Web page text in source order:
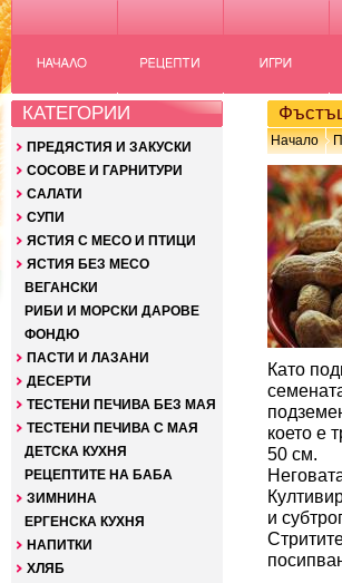
КАТЕГОРИИ
ПРЕДЯСТИЯ И ЗАКУСКИ
СОСОВЕ И ГАРНИТУРИ
САЛАТИ
СУПИ
ЯСТИЯ С МЕСО И ПТИЦИ
ЯСТИЯ БЕЗ МЕСО
ВЕГАНСКИ
РИБИ И МОРСКИ ДАРОВЕ
ФОНДЮ
ПАСТИ И ЛАЗАНИ
ДЕСЕРТИ
ТЕСТЕНИ ПЕЧИВА БЕЗ МАЯ
ТЕСТЕНИ ПЕЧИВА С МАЯ
ДЕТСКА КУХНЯ
РЕЦЕПТИТЕ НА БАБА
ЗИМНИНА
ЕРГЕНСКА КУХНЯ
НАПИТКИ
ХЛЯБ
Начало
Като
което е
50 см.
и